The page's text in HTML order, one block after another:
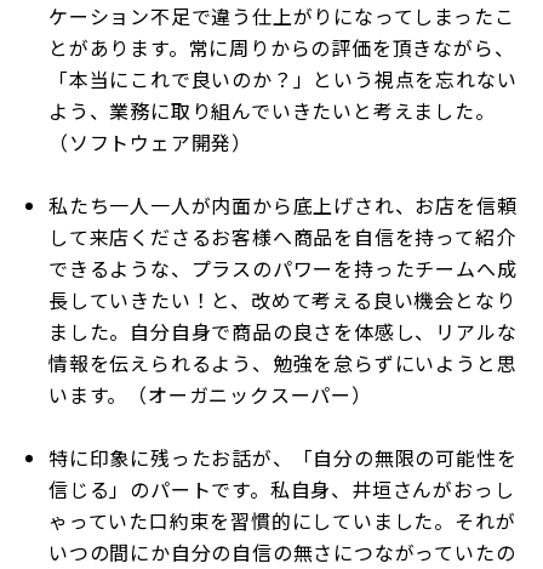
ケーション不足で違う仕上がりになってしまったこ
とがあります。常に周りからの評価を頂きながら、
「本当にこれで良いのか？」という視点を忘れない
よう、業務に取り組んでいきたいと考えました。
（ソフトウェア開発）
私たち一人一人が内面から底上げされ、お店を信頼
して来店くださるお客様へ商品を自信を持って紹介
できるような、プラスのパワーを持ったチームへ成
長していきたい！と、改めて考える良い機会となり
ました。自分自身で商品の良さを体感し、リアルな
情報を伝えられるよう、勉強を怠らずにいようと思
います。（オーガニックスーパー）
特に印象に残ったお話が、「自分の無限の可能性を
信じる」のパートです。私自身、井垣さんがおっし
ゃっていた口約束を習慣的にしていました。それが
いつの間にか自分の自信の無さにつながっていたの